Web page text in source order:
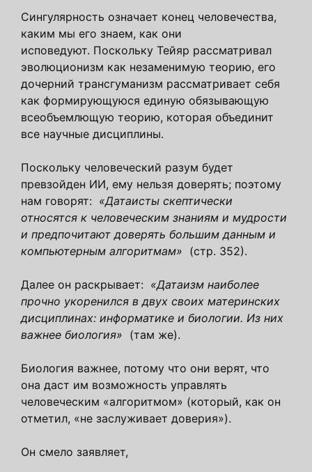
Сингулярность означает конец человечества,
каким мы его знаем, как они
исповедуют. Поскольку Тейяр рассматривал
эволюционизм как незаменимую теорию, его
дочерний трансгуманизм рассматривает себя
как формирующуюся единую обязывающую
всеобъемлющую теорию, которая объединит
все научные дисциплины.
Поскольку человеческий разум будет
превзойден ИИ, ему нельзя доверять; поэтому
нам говорят: «Датаисты скептически
относятся к человеческим знаниям и мудрости
и предпочитают доверять большим данным и
компьютерным алгоритмам» (стр. 352).
Далее он раскрывает: «Датаизм наиболее
прочно укоренился в двух своих материнских
дисциплинах: информатике и биологии. Из них
важнее биология» (там же).
Биология важнее, потому что они верят, что
она даст им возможность управлять
человеческим «алгоритмом» (который, как он
отметил, «не заслуживает доверия»).
Он смело заявляет,